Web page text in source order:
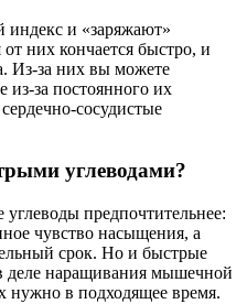
и «заряжают»
них кончается быстро, и
Из-за них вы можете
из-за постоянного их
сосудистые
углеводами?
предпочтительнее:
чувство насыщения, а
срок. Но и быстрые
деле наращивания мышечной
нужно в подходящее время.